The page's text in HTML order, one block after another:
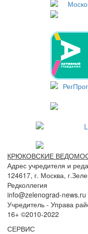
КРЮКОВСКИЕ
Адрес учредителя и
124617, г. Москва,
Редколлегия
info@zelenograd-news.ru
Учредитель - Управа
16+ ©2010-2022
СЕРВИС